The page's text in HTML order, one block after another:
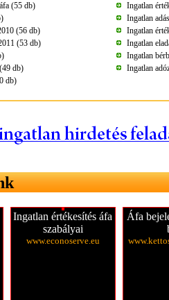
(55 db)
Ingatlan
Ingatlan
(56 db)
Ingatlan
(53 db)
Ingatlan
Ingatlan
db)
Ingatlan
db)
Ingatlan értékesítés áfa
szabályai
www.econoserve.eu
Áfa